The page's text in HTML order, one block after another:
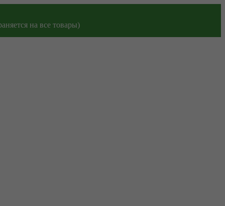
на все товары)